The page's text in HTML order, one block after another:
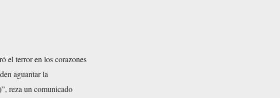
el terror en los corazones
aguantar la
reza un comunicado